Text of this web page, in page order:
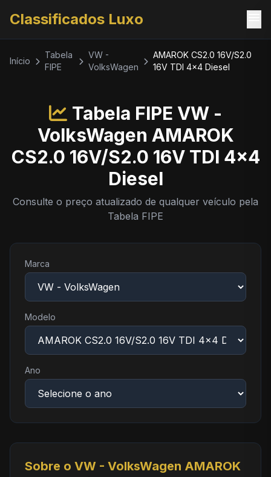
Classificados Luxo
Início
Tabela
FIPE
VW -
VolksWagen
AMAROK CS2.0 16V/S2.0
16V TDI 4x4 Diesel
Tabela FIPE VW -
VolksWagen AMAROK
CS2.0 16V/S2.0 16V TDI 4x4
Diesel
Consulte o preço atualizado de qualquer veículo pela
Tabela FIPE
Marca
Modelo
Ano
Sobre o VW - VolksWagen AMAROK